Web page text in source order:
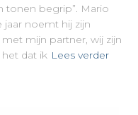
tonen begrip”. Mario
jaar noemt hij zijn
mijn partner, wij zijn
dat ik Lees verder